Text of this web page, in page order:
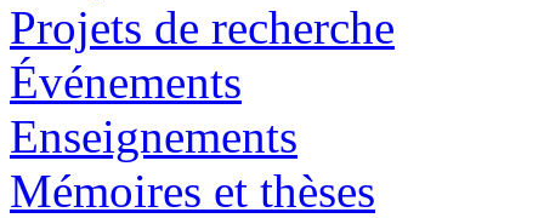
Projets de recherche
Événements
Enseignements
Mémoires et thèses